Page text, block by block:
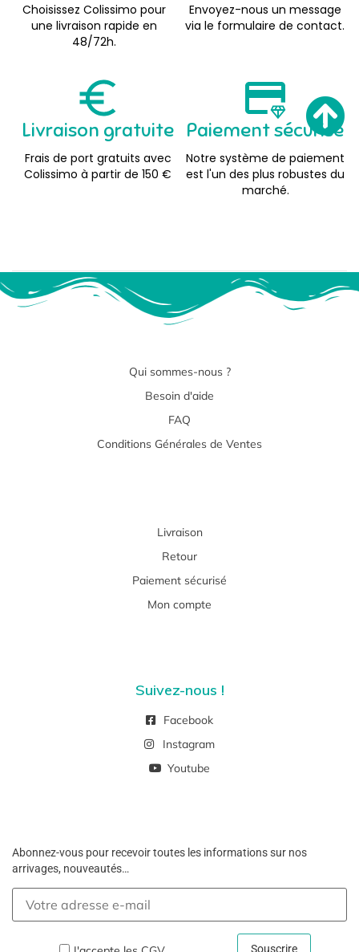
Choisissez Colissimo pour
une livraison rapide en
48/72h.
Envoyez-nous un message
via le formulaire de contact.
Livraison gratuite
Frais de port gratuits avec
Colissimo à partir de 150 €
Paiement sécurisé
Notre système de paiement
est l'un des plus robustes du
marché.
Qui sommes-nous ?
Besoin d'aide
FAQ
Conditions Générales de Ventes
Livraison
Retour
Paiement sécurisé
Mon compte
Suivez-nous !
Facebook
Instagram
Youtube
Abonnez-vous pour recevoir toutes les informations sur nos
arrivages, nouveautés…